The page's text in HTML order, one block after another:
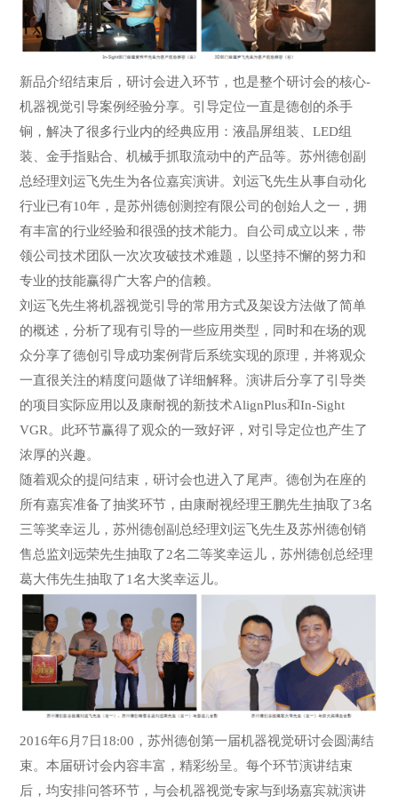
新品介绍结束后，研讨会进入环节，也是整个研讨会的核心-
机器视觉引导案例经验分享。引导定位一直是德创的杀手
锏，解决了很多行业内的经典应用：液晶屏组装、LED组
装、金手指贴合、机械手抓取流动中的产品等。苏州德创副
总经理刘运飞先生为各位嘉宾演讲。刘运飞先生从事自动化
行业已有10年，是苏州德创测控有限公司的创始人之一，拥
有丰富的行业经验和很强的技术能力。自公司成立以来，带
领公司技术团队一次次攻破技术难题，以坚持不懈的努力和
专业的技能赢得广大客户的信赖。
刘运飞先生将机器视觉引导的常用方式及架设方法做了简单
的概述，分析了现有引导的一些应用类型，同时和在场的观
众分享了德创引导成功案例背后系统实现的原理，并将观众
一直很关注的精度问题做了详细解释。演讲后分享了引导类
的项目实际应用以及康耐视的新技术AlignPlus和In-Sight
VGR。此环节赢得了观众的一致好评，对引导定位也产生了
浓厚的兴趣。
随着观众的提问结束，研讨会也进入了尾声。德创为在座的
所有嘉宾准备了抽奖环节，由康耐视经理王鹏先生抽取了3名
三等奖幸运儿，苏州德创副总经理刘运飞先生及苏州德创销
售总监刘远荣先生抽取了2名二等奖幸运儿，苏州德创总经理
葛大伟先生抽取了1名大奖幸运儿。
2016年6月7日18:00，苏州德创第一届机器视觉研讨会圆满结
束。本届研讨会内容丰富，精彩纷呈。每个环节演讲结束
后，均安排问答环节，与会机器视觉专家与到场嘉宾就演讲